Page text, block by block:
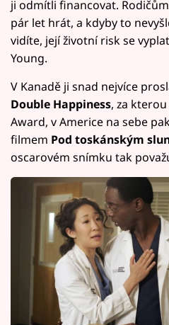
ji odmítli financovat.
pár let hrát, a kdyby to
vidíte, její životní risk se
Young.
V Kanadě ji snad nejvíce
Double Happiness, za
Award, v Americe na sebe
filmem Pod toskánským
oscarovém snímku tak